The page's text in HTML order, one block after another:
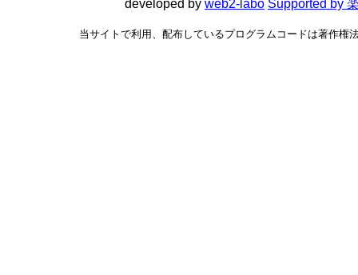
developed by web2-labo Supported by
当サイトで利用、配布しているプログラムコードは著作